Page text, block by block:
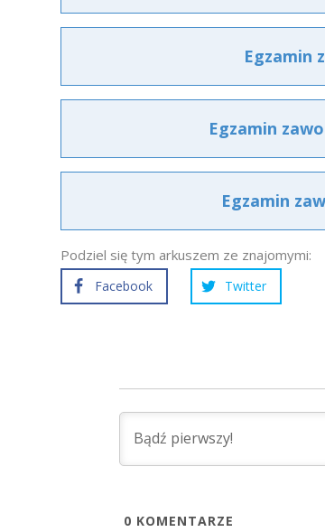
Egzamin
Egzamin
Egzamin
Podziel się tym arkuszem ze znajomymi:
Facebook Twitter
0 KOMENTARZE